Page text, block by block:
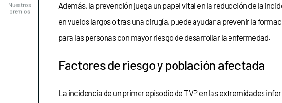
Además, la prevención juega un papel vital en la reducción de la
en vuelos largos o tras una cirugía, puede ayudar a prevenir la
para las personas con mayor riesgo de desarrollar la enfermedad.
Factores de riesgo y población afectada
La incidencia de un primer episodio de TVP en las extremidades